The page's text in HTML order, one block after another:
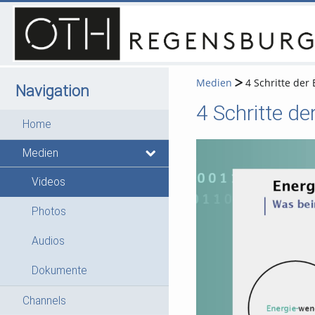
Navigation
Home
Medien
Videos
Photos
Audios
Dokumente
Channels
Medien 4 Schritte der
4 Schritte